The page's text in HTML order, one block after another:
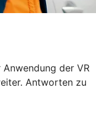
der VR
Antworten zu